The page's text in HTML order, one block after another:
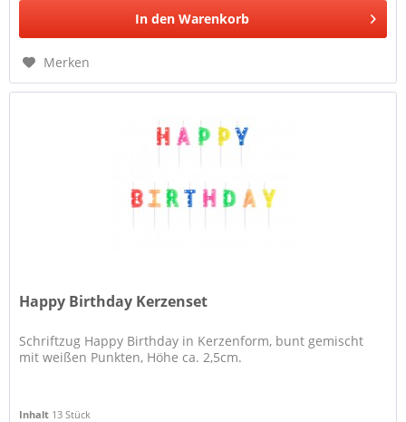
In den Warenkorb
Merken
Happy Birthday Kerzenset
Schriftzug Happy Birthday in Kerzenform, bunt gemischt
mit weißen Punkten, Höhe ca. 2,5cm.
Inhalt 13 Stück